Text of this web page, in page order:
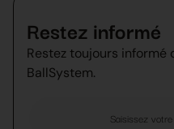
Restez informé
Restez toujours informé
BallSystem.